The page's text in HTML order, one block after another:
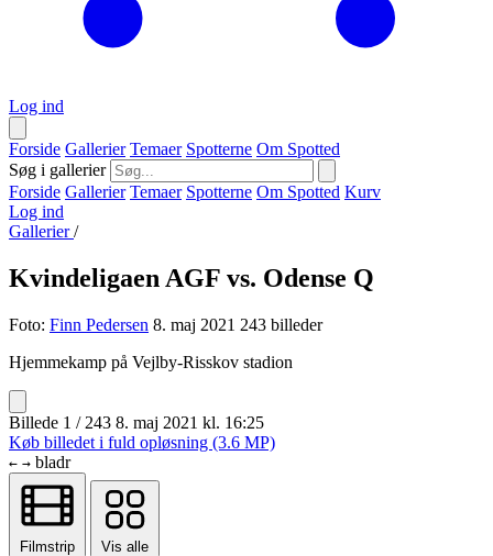
Log ind
Forside Gallerier Temaer Spotterne Om Spotted
Søg i gallerier
Forside Gallerier Temaer Spotterne Om Spotted Kurv
Log ind
Gallerier/
Kvindeligaen AGF vs. Odense Q
Foto: Finn Pedersen 8. maj 2021 243 billeder
Hjemmekamp på Vejlby-Risskov stadion
Billede 1 / 243 8. maj 2021 kl. 16:25
Køb billedet i fuld opløsning (3.6 MP)
← → bladr
Filmstrip Vis alle